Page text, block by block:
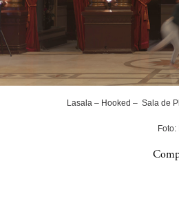
Lasala – Hooked – Sala de